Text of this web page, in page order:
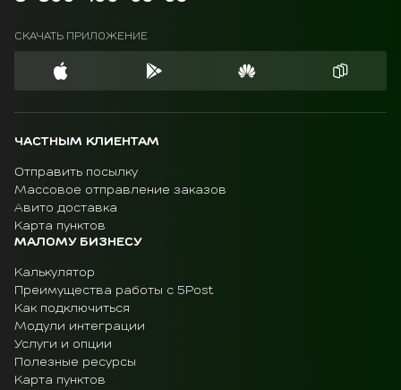
СКАЧАТЬ ПРИЛОЖЕНИЕ
ЧАСТНЫМ КЛИЕНТАМ
Отправить посылку
Массовое отправление заказов
Авито доставка
Карта пунктов
МАЛОМУ БИЗНЕСУ
Калькулятор
Преимущества работы с 5Post
Как подключиться
Модули интеграции
Услуги и опции
Полезные ресурсы
Карта пунктов